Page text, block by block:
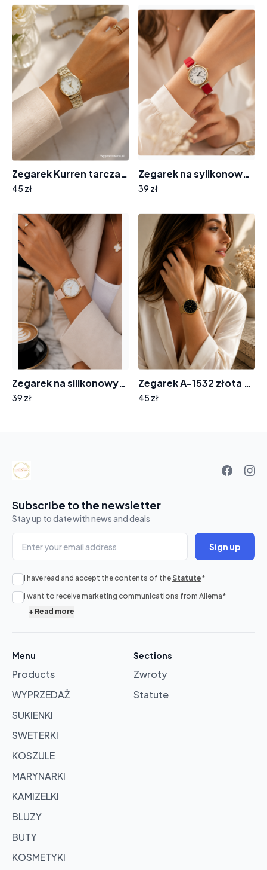
Zegarek Kurren tarcza cyrkonie F-7721
45 zł
Zegarek na sylikonowym pasku 8004 tarcza cyferki cyrkonie
39 zł
Zegarek na silikonowym pasku tarcza z cyrkoniami 8012
39 zł
Zegarek A-1532 złota bransoleta tarcza wskazówki
45 zł
No
products
Browse
products
Subscribe to the newsletter
Stay up to date with news and deals
Sign up
I have read and accept the contents of the Statute*
I want to receive marketing communications from Ailema*
+ Read more
Menu
Products
WYPRZEDAŻ
SUKIENKI
SWETERKI
KOSZULE
MARYNARKI
KAMIZELKI
BLUZY
BUTY
KOSMETYKI
Sections
Zwroty
Statute